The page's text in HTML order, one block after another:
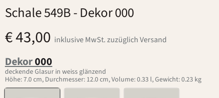
Schale 549B- Dekor 000
€ 43,00 inklusive MwSt. zuzüglich Versand
Dekor000
deckende Glasur in weiss glänzend
Höhe: 7.0 cm, Durchmesser: 12.0 cm, Volume: 0.33 l, Gewicht: 0.23 kg